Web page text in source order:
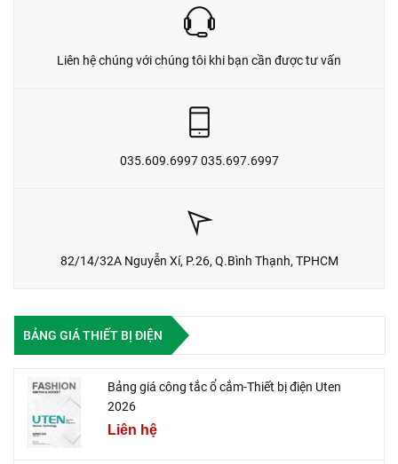
Liên hệ chúng với chúng tôi khi bạn cần được tư vấn
035.609.6997 035.697.6997
82/14/32A Nguyễn Xí, P.26, Q.Bình Thạnh, TPHCM
BẢNG GIÁ THIẾT BỊ ĐIỆN
Bảng giá công tắc ổ cắm-Thiết bị điện Uten
2026
Liên hệ